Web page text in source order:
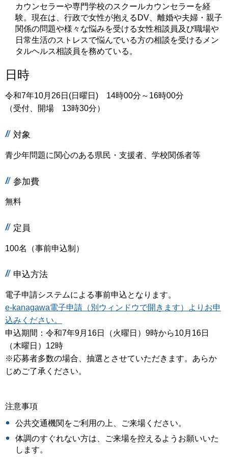
カウンセラーや専門学校のスクールカウンセラーを経
験。現在は、行政で女性が抱えるDV、離婚や夫婦・親子
関係の問題や様々な悩みを受ける女性相談員及び職場や
日常生活のストレスで悩んでいる方の相談を受けるメン
タルヘルス相談員を務めている。
日時
令和7年10月26日(日曜日) 14時00分～16時00分
（受付、開場 13時30分）
対象
青少年問題に関心のある県民・支援者、学校関係者等
参加費
無料
定員
100名（事前申込制）
申込方法
電子申請システムによる事前申込となります。
e-kanagawa電子申請（別ウィンドウで開きます）よりお申
込みください。
申込期間：令和7年9月16日（火曜日）9時から10月16日
（木曜日）12時
※応募者多数の場合、抽選とさせていただきます。あらか
じめご了承ください。
注意事項
公共交通機関をご利用の上、ご来場ください。
体調のすぐれない方は、ご来場を控えるようお願いいた
します。